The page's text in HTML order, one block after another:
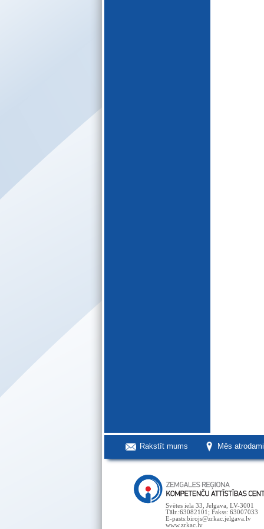
Rakstīt mums Mēs
Svētes iela 33, Jelgava, LV-3001
Tālr.:63082101; Fakss: 63007033
E-pasts:birojs@zrkac.jelgava.lv
www.zrkac.lv